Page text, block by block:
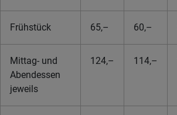
Frühstück 65,– 60,–
Mittag- und
Abendessen
jeweils
124,– 114,–